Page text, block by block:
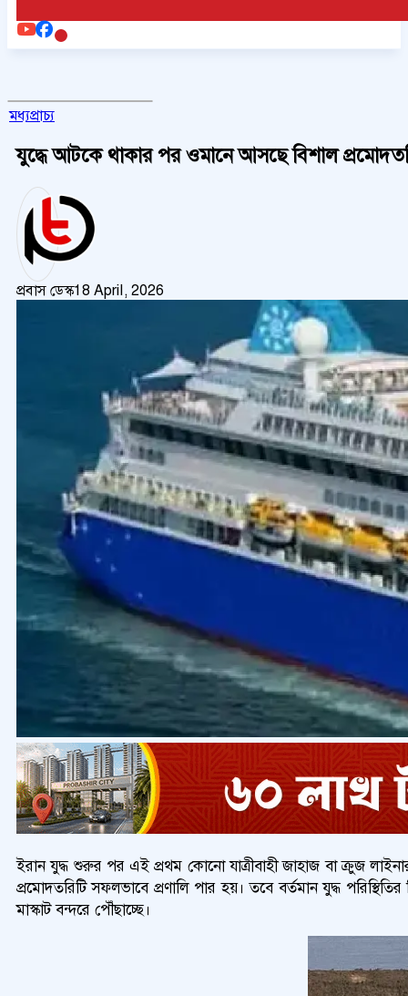
মধ্যপ্রাচ্য
যুদ্ধে আটকে থাকার পর ওমানে আসছে বিশাল
প্রবাস ডেস্ক18 April, 2026
ইরান যুদ্ধ শুরুর পর এই প্রথম কোনো যাত্রীবাহী জাহাজ বা ক্রুজ
প্রমোদতরিটি সফলভাবে প্রণালি পার হয়। তবে বর্তমান যুদ্ধ
মাস্কাট বন্দরে পৌঁছাচ্ছে।